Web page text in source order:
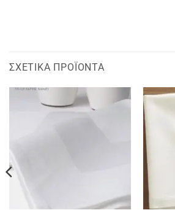
ΣΧΕΤΙΚΆ ΠΡΟΪΌΝΤΑ